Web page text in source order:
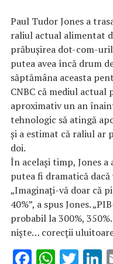
Paul Tudor Jones a
raliul actual alimentat
prăbușirea dot-com-
putea avea încă drum
săptămâna aceasta
CNBC că mediul
aproximativ un an
tehnologic să atingă
și a estimat că raliul ar
doi.
În același timp, Jones
putea fi dramatică
„Imaginați-vă doar că
40%”, a spus Jones.
probabil la 300%,
niște… corecții
F W T